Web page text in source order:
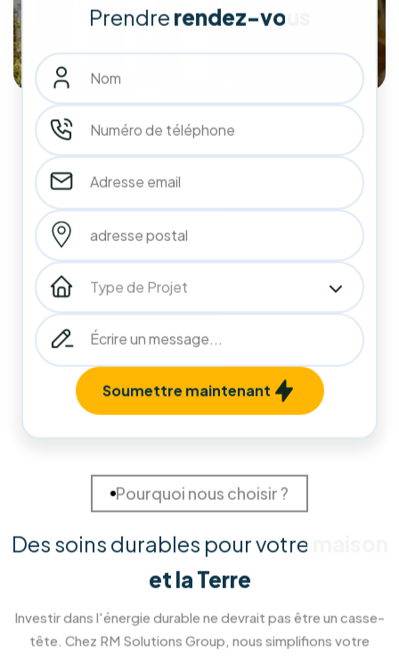
10
années
188
Installations Réalisées Projets terminés
98%
Clients Satisfaits
Prendrerendez-vous